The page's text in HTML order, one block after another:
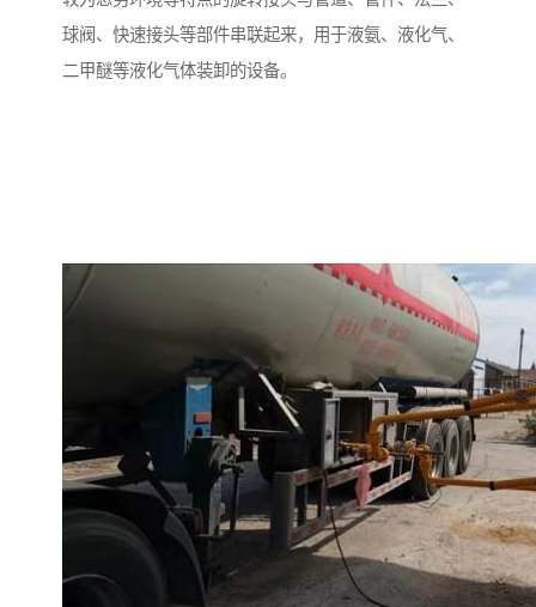
球阀、快速接头等部件串联起来，用于液氨、液化气、
二甲醚等液化气体装卸的设备。